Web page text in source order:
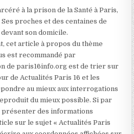
à la prison de la Santé à Paris,
proches et des centaines de
son domicile.
cet article à propos du thème
est recommandé par
de paris16info.org est de trier sur
de Actualités Paris 16 et les
au mieux aux interrogations
du mieux possible. Si par
présenter des informations
sur le sujet « Actualités Paris